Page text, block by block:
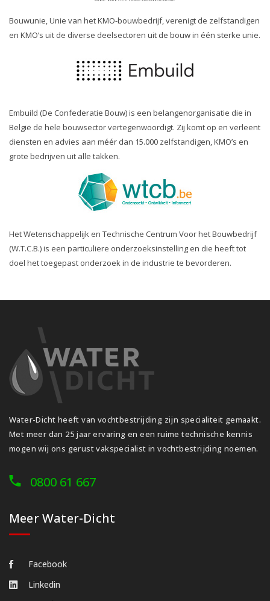
Bouwunie, Unie van het KMO-bouwbedrijf, verenigt de zelfstandigen
en KMO’s uit de diverse deelsectoren uit de bouw in één sterke unie.
Embuild (De Confederatie Bouw) is een belangenorganisatie die in
België de hele bouwsector vertegenwoordigt. Zij komt op en verleent
diensten en advies aan méér dan 15.000 zelfstandigen, KMO’s en
grote bedrijven uit alle takken.
Het Wetenschappelijk en Technische Centrum Voor het Bouwbedrijf
(W.T.C.B.) is een particuliere onderzoeksinstelling en die heeft tot
doel het toegepast onderzoek in de industrie te bevorderen.
Water-Dicht heeft van vochtbestrijding zijn specialiteit gemaakt.
Met meer dan 25 jaar ervaring en een ruime technische kennis
mogen wij ons gerust vakspecialist in vochtbestrijding noemen.
0800 61 667
Meer Water-Dicht
Facebook
Linkedin